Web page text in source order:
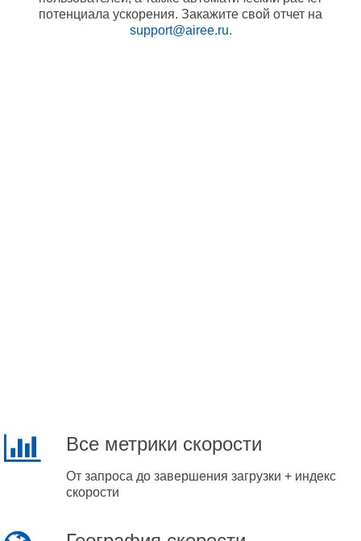
потенциала ускорения. Закажите свой отчет на
support@airee.ru.
Все метрики скорости
От запроса до завершения загрузки + индекс
скорости